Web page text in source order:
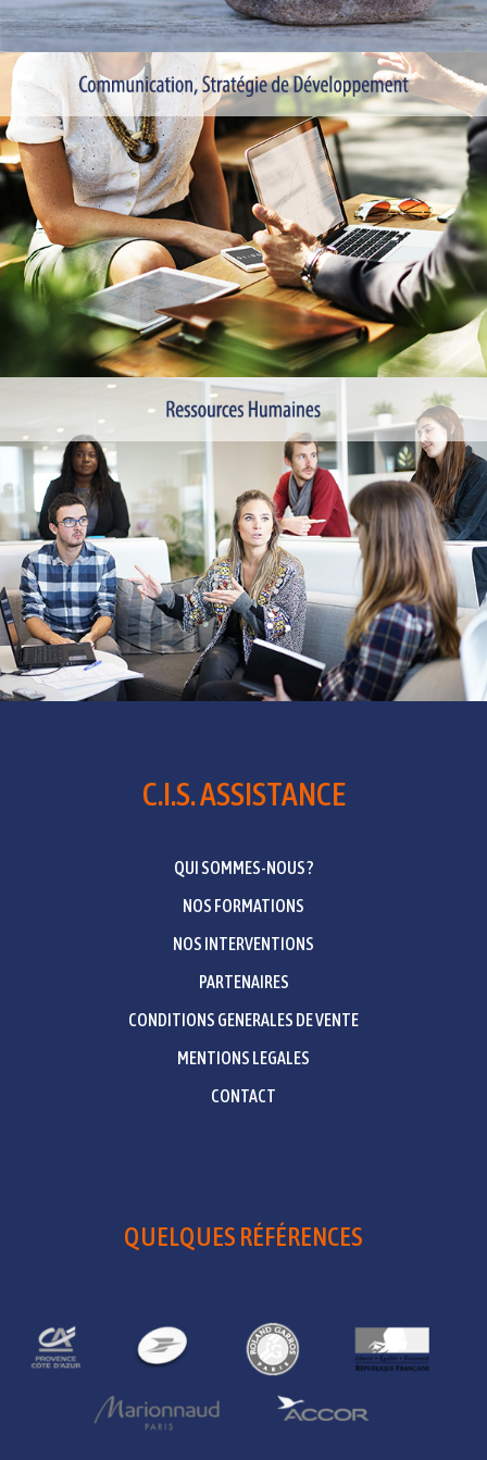
C.I.S. ASSISTANCE
QUI SOMMES-NOUS ?
NOS FORMATIONS
NOS INTERVENTIONS
PARTENAIRES
CONDITIONS GENERALES DE VENTE
MENTIONS LEGALES
CONTACT
QUELQUES RÉFÉRENCES